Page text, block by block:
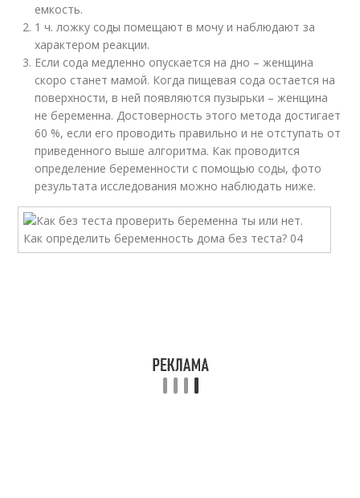
емкость.
1 ч. ложку соды помещают в мочу и наблюдают за
характером реакции.
Если сода медленно опускается на дно – женщина
скоро станет мамой. Когда пищевая сода остается на
поверхности, в ней появляются пузырьки – женщина
не беременна. Достоверность этого метода достигает
60 %, если его проводить правильно и не отступать от
приведенного выше алгоритма. Как проводится
определение беременности с помощью соды, фото
результата исследования можно наблюдать ниже.